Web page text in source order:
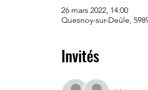
26 mars 2022, 14:00
Quesnoy-sur-Deûle,
Invités